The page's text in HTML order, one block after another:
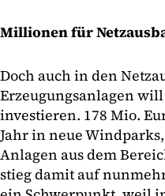
Millionen für
Doch auch in den
Erzeugungsanlagen
investieren. 178 Mio.
Jahr in neue
Anlagen aus dem
stieg damit auf